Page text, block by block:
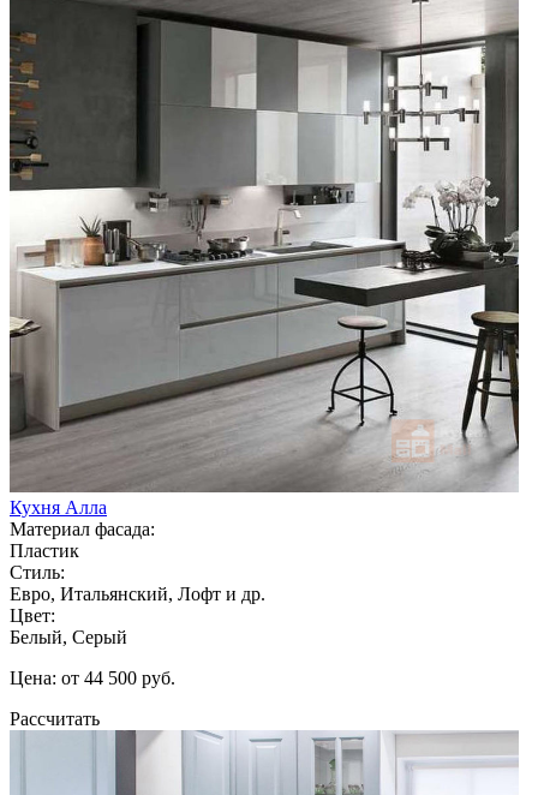
Кухня Алла
Материал фасада:
Пластик
Стиль:
Евро, Итальянский, Лофт и др.
Цвет:
Белый, Серый
Цена: от 44 500 руб.
Рассчитать